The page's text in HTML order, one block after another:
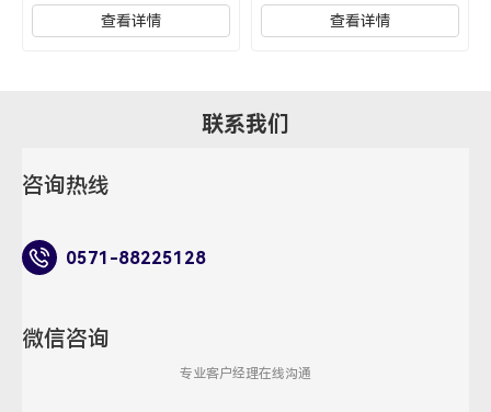
查看详情 查看详情
联系我们
咨询热线
0571-88225128
微信咨询
专业客户经理在线沟通